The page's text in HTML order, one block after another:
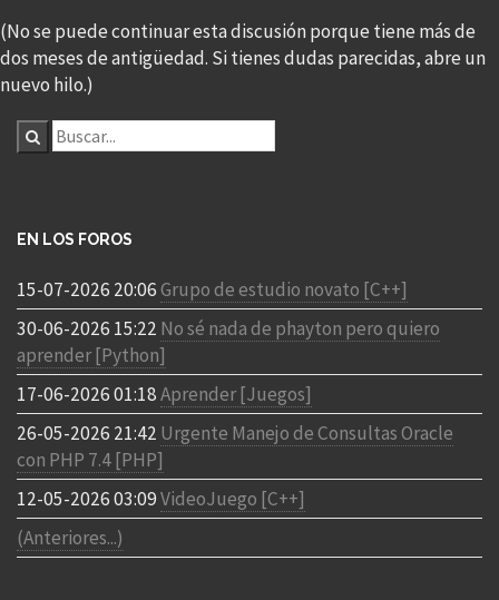
(No se puede continuar esta discusión porque tiene más de
dos meses de antigüedad. Si tienes dudas parecidas, abre un
nuevo hilo.)
EN LOS FOROS
15-07-2026 20:06Grupo de estudio novato [C++]
30-06-2026 15:22 No sé nada de phayton pero quiero
aprender [Python]
17-06-2026 01:18Aprender [Juegos]
26-05-2026 21:42 Urgente Manejo de Consultas Oracle
con PHP 7.4 [PHP]
12-05-2026 03:09VideoJuego [C++]
(Anteriores...)